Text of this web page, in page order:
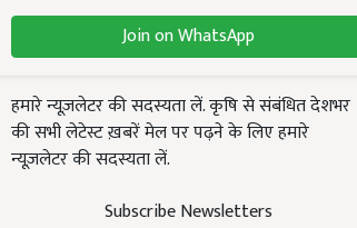
Join on WhatsApp
हमारे न्यूज़लेटर की सदस्यता लें. कृषि से संबंधित देशभर
की सभी लेटेस्ट ख़बरें मेल पर पढ़ने के लिए हमारे
न्यूज़लेटर की सदस्यता लें.
Subscribe Newsletters